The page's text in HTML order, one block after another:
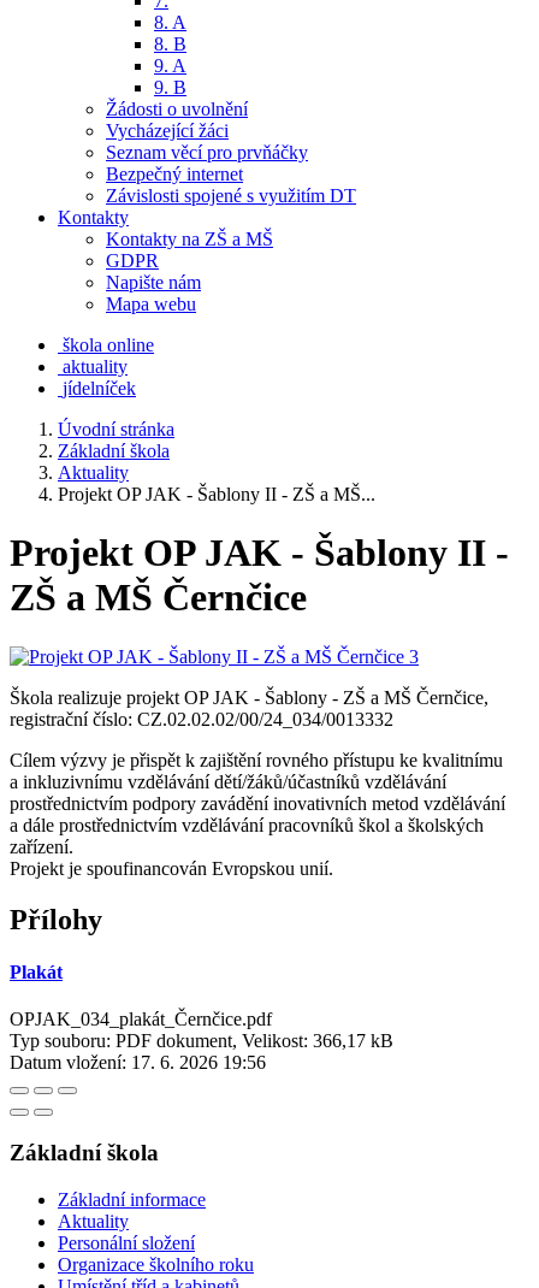
8. A
8. B
9. A
9. B
Žádosti o uvolnění
Vycházející žáci
Seznam věcí pro prvňáčky
Bezpečný internet
Závislosti spojené s využitím DT
Kontakty
Kontakty na ZŠ a MŠ
GDPR
Napište nám
Mapa webu
škola online
aktuality
jídelníček
Úvodní stránka
Základní škola
Aktuality
Projekt OP JAK - Šablony II - ZŠ a MŠ...
Projekt OP JAK - Šablony II -
ZŠ a MŠ Černčice
Škola realizuje projekt OP JAK - Šablony - ZŠ a MŠ Černčice,
registrační číslo: CZ.02.02.02/00/24_034/0013332
Cílem výzvy je přispět k zajištění rovného přístupu ke kvalitnímu
a inkluzivnímu vzdělávání dětí/žáků/účastníků vzdělávání
prostřednictvím podpory zavádění inovativních metod vzdělávání
a dále prostřednictvím vzdělávání pracovníků škol a školských
zařízení.
Projekt je spoufinancován Evropskou unií.
Přílohy
Plakát
OPJAK_034_plakát_Černčice.pdf
Typ souboru: PDF dokument, Velikost: 366,17 kB
Datum vložení: 17. 6. 2026 19:56
Základní škola
Základní informace
Aktuality
Personální složení
Organizace školního roku